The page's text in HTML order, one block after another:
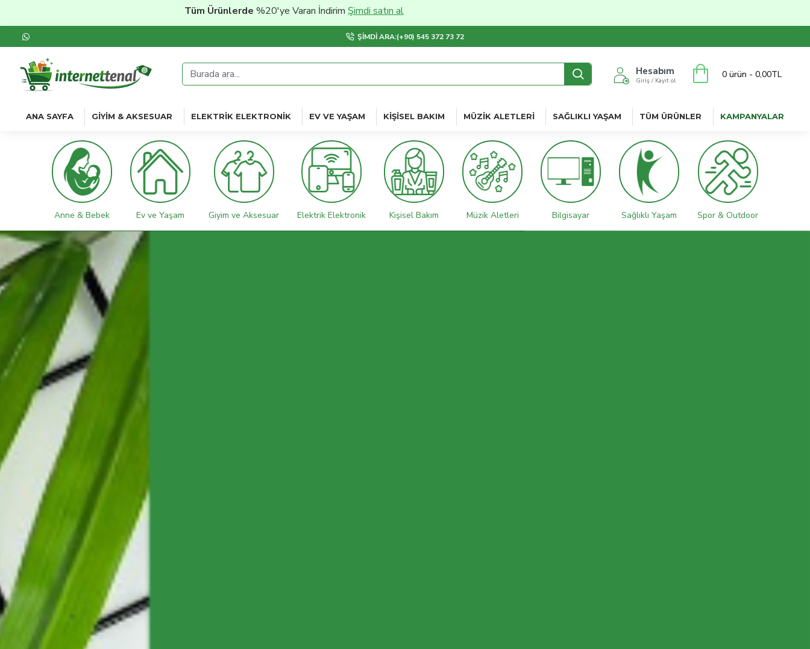
Tüm Ürünlerde%20'ye Varan İndirimŞimdi satın al
ŞIMDI ARA:(+90) 545 372 73 72
Hesabım
Giriş / Kayıt ol
0 ürün - 0,00TL
ANA SAYFA GIYIM & AKSESUAR ELEKTRIK ELEKTRONIK EV VE YAŞAM KIŞISEL BAKIM MÜZIK ALETLERI SAĞLIKLI YAŞAM TÜM ÜRÜNLER KAMPANYALAR
Anne & Bebek Ev ve Yaşam Giyim ve Aksesuar Elektrik Elektronik Kişisel Bakım Müzik Aletleri Bilgisayar Sağlıklı Yaşam Spor & Outdoor